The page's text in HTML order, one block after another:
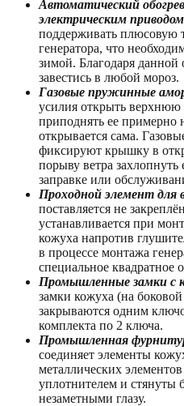
Автоматический
электрическим приводом
поддерживать плюсовую
генератора, что
зимой. Благодаря
завестись в любой мороз.
Газовые пружинные
усилия открыть
приподнять ее примерно
открывается сама.
фиксируют крышку в
порыву ветра
заправке или
Проходной элемент для
поставляется не
устанавливается при
кожуха напротив
в процессе монтажа
специальное квадратное
Промышленные замки с
замки кожуха (на
закрываются одним
комплекта по 2 ключа.
Промышленная
соединяет элементы
металлических
уплотнителем и стянуты
незаметными глазу.